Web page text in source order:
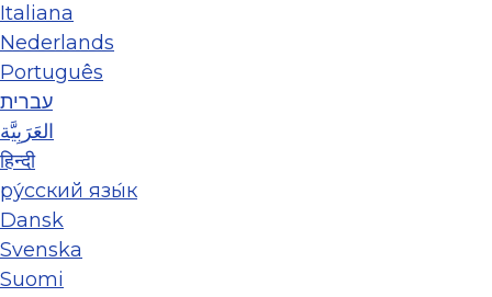
Italiana
Nederlands
Português
עברית
العَرَبِيَّة
हिन्दी
ру́сский язы́к
Dansk
Svenska
Suomi